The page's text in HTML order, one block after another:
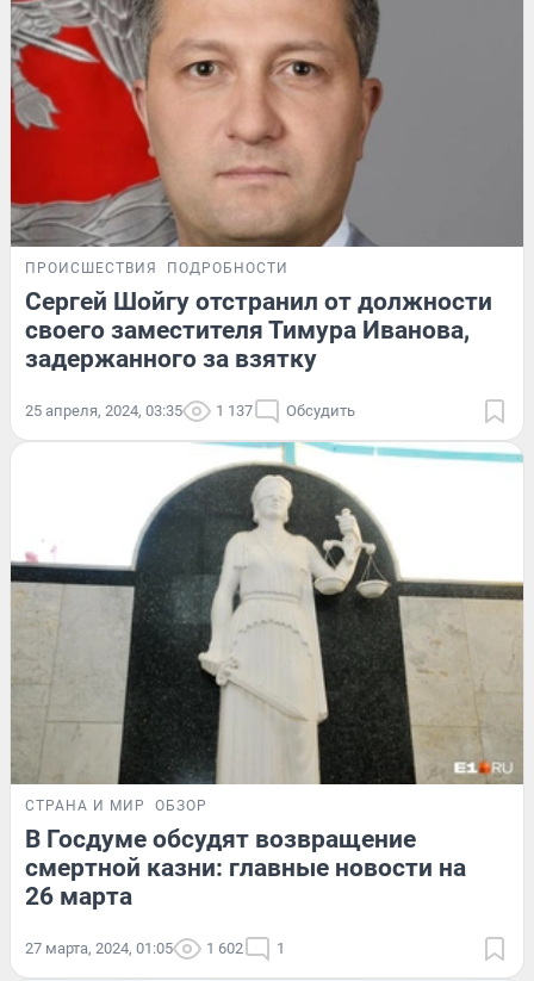
ПРОИСШЕСТВИЯ ПОДРОБНОСТИ
Сергей Шойгу отстранил от должности
своего заместителя Тимура Иванова,
задержанного за взятку
25 апреля, 2024, 03:35 1 137 Обсудить
СТРАНА И МИР ОБЗОР
В Госдуме обсудят возвращение
смертной казни: главные новости на
26 марта
27 марта, 2024, 01:05 1 602 1